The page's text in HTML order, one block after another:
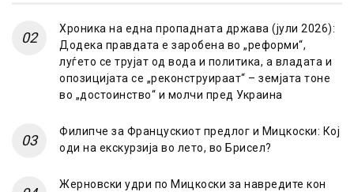
Хроника на една пропадната држава (јули 2026):
Додека правдата е заробена во „реформи“,
луѓето се трујат од вода и политика, а владата и
опозицијата се „реконструираат“ – земјата тоне
во „достоинство“ и молчи пред Украина
Филипче за Францускиот предлог и Мицкоски: Кој
оди на екскурзија во лето, во Брисел?
Жерновски удри по Мицкоски за навредите кон